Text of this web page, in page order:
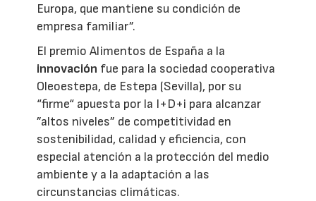
Europa, que mantiene su condición de
empresa familiar”.
El premio Alimentos de España a la
innovación fue para la sociedad cooperativa
Oleoestepa, de Estepa (Sevilla), por su
“firme“ apuesta por la I+D+i para alcanzar
”altos niveles” de competitividad en
sostenibilidad, calidad y eficiencia, con
especial atención a la protección del medio
ambiente y a la adaptación a las
circunstancias climáticas.